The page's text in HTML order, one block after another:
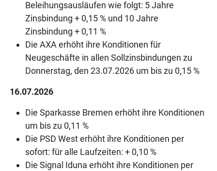
Beleihungsausläufen wie folgt: 5 Jahre
Zinsbindung + 0,15 % und 10 Jahre
Zinsbindung + 0,11 %
Die AXA erhöht ihre Konditionen für
Neugeschäfte in allen Sollzinsbindungen zu
Donnerstag, den 23.07.2026 um bis zu 0,15 %
16.07.2026
Die Sparkasse Bremen erhöht ihre Konditionen
um bis zu 0,11 %
Die PSD West erhöht ihre Konditionen per
sofort: für alle Laufzeiten: + 0,10 %
Die Signal Iduna erhöht ihre Konditionen per